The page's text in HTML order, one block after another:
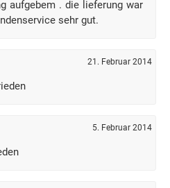
aufgebem . die lieferung war
sehr gut.
21. Februar 2014
5. Februar 2014